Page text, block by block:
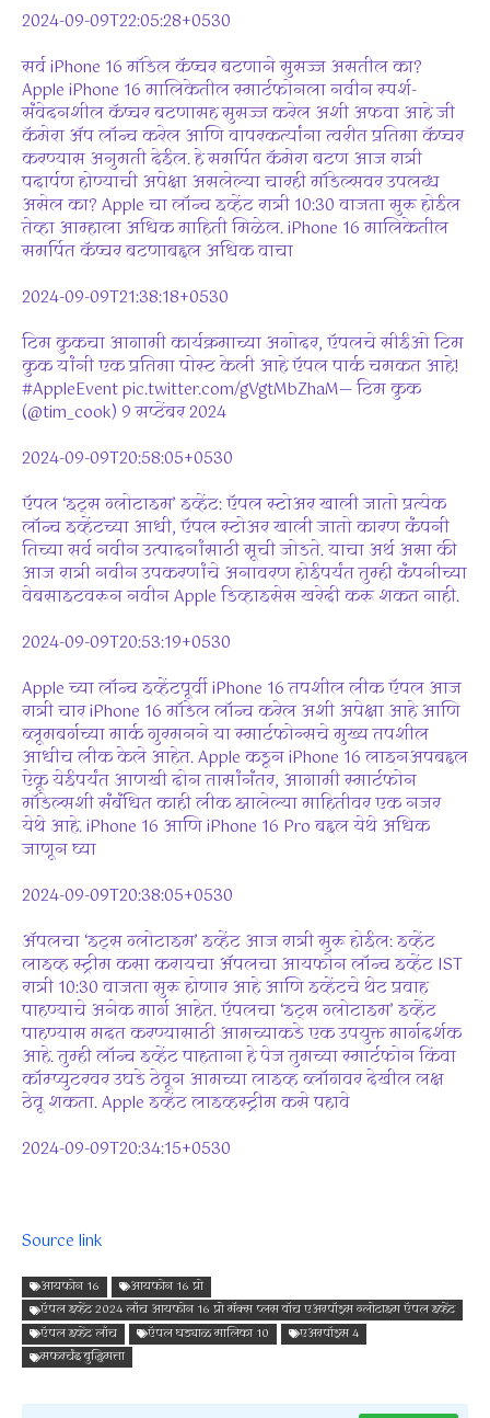
2024-09-09T22:05:28+0530
सर्व iPhone 16 मॉडेल कॅप्चर बटणाने सुसज्ज असतील का?
Apple iPhone 16 मालिकेतील स्मार्टफोनला नवीन स्पर्श-
संवेदनशील कॅप्चर बटणासह सुसज्ज करेल अशी अफवा आहे जी
कॅमेरा ॲप लॉन्च करेल आणि वापरकर्त्यांना त्वरीत प्रतिमा कॅप्चर
करण्यास अनुमती देईल. हे समर्पित कॅमेरा बटण आज रात्री
पदार्पण होण्याची अपेक्षा असलेल्या चारही मॉडेल्सवर उपलब्ध
असेल का? Apple चा लॉन्च इव्हेंट रात्री 10:30 वाजता सुरू होईल
तेव्हा आम्हाला अधिक माहिती मिळेल. iPhone 16 मालिकेतील
समर्पित कॅप्चर बटणाबद्दल अधिक वाचा
2024-09-09T21:38:18+0530
टिम कुकचा आगामी कार्यक्रमाच्या अगोदर, ऍपलचे सीईओ टिम
कुक यांनी एक प्रतिमा पोस्ट केली आहे ऍपल पार्क चमकत आहे!
#AppleEvent pic.twitter.com/gVgtMbZhaM— टिम कुक
(@tim_cook) 9 सप्टेंबर 2024
2024-09-09T20:58:05+0530
ऍपल ‘इट्स ग्लोटाइम’ इव्हेंट: ऍपल स्टोअर खाली जातो प्रत्येक
लॉन्च इव्हेंटच्या आधी, ऍपल स्टोअर खाली जातो कारण कंपनी
तिच्या सर्व नवीन उत्पादनांसाठी सूची जोडते. याचा अर्थ असा की
आज रात्री नवीन उपकरणांचे अनावरण होईपर्यंत तुम्ही कंपनीच्या
वेबसाइटवरून नवीन Apple डिव्हाइसेस खरेदी करू शकत नाही.
2024-09-09T20:53:19+0530
Apple च्या लॉन्च इव्हेंटपूर्वी iPhone 16 तपशील लीक ऍपल आज
रात्री चार iPhone 16 मॉडेल लॉन्च करेल अशी अपेक्षा आहे आणि
ब्लूमबर्गच्या मार्क गुरमनने या स्मार्टफोन्सचे मुख्य तपशील
आधीच लीक केले आहेत. Apple कडून iPhone 16 लाइनअपबद्दल
ऐकू येईपर्यंत आणखी दोन तासांनंतर, आगामी स्मार्टफोन
मॉडेल्सशी संबंधित काही लीक झालेल्या माहितीवर एक नजर
येथे आहे. iPhone 16 आणि iPhone 16 Pro बद्दल येथे अधिक
जाणून घ्या
2024-09-09T20:38:05+0530
ॲपलचा ‘इट्स ग्लोटाइम’ इव्हेंट आज रात्री सुरू होईल: इव्हेंट
लाइव्ह स्ट्रीम कसा करायचा ॲपलचा आयफोन लॉन्च इव्हेंट IST
रात्री 10:30 वाजता सुरू होणार आहे आणि इव्हेंटचे थेट प्रवाह
पाहण्याचे अनेक मार्ग आहेत. ऍपलचा ‘इट्स ग्लोटाइम’ इव्हेंट
पाहण्यास मदत करण्यासाठी आमच्याकडे एक उपयुक्त मार्गदर्शक
आहे. तुम्ही लॉन्च इव्हेंट पाहताना हे पेज तुमच्या स्मार्टफोन किंवा
कॉम्प्युटरवर उघडे ठेवून आमच्या लाइव्ह ब्लॉगवर देखील लक्ष
ठेवू शकता. Apple इव्हेंट लाइव्हस्ट्रीम कसे पहावे
2024-09-09T20:34:15+0530
Source link
आयफोन 16
आयफोन 16 प्रो
ऍपल इव्हेंट 2024 लाँच आयफोन 16 प्रो मॅक्स प्लस वॉच एअरपॉड्स ग्लोटाइम ऍपल इव्हेंट
ऍपल इव्हेंट लाँच
ऍपल घड्याळ मालिका 10
एअरपॉड्स 4
सफरचंद बुद्धिमत्ता